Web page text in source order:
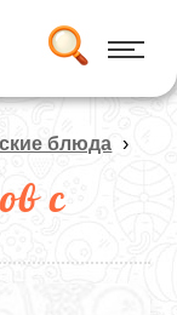
блюда ›
с